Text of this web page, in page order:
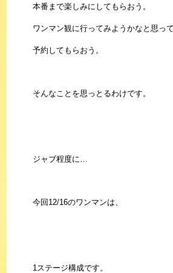
本番まで楽しみにしてもらおう。
ワンマン観に行ってみようかなと思って
予約してもらおう。
そんなことを思っとるわけです。
ジャブ程度に…
今回12/16のワンマンは、
1ステージ構成です。